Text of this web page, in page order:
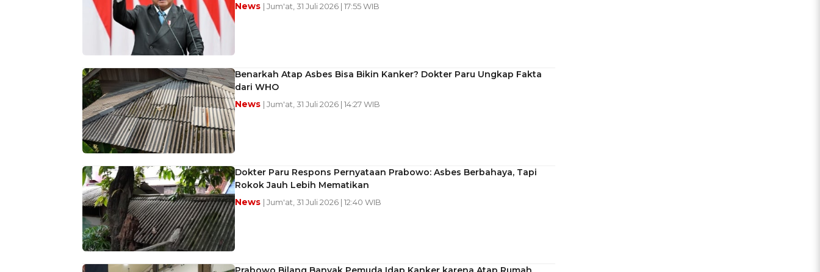
News | Jum'at, 31 Juli 2026 | 17:55 WIB
Benarkah Atap Asbes Bisa Bikin Kanker? Dokter Paru Ungkap Fakta
dari WHO
News | Jum'at, 31 Juli 2026 | 14:27 WIB
Dokter Paru Respons Pernyataan Prabowo: Asbes Berbahaya, Tapi
Rokok Jauh Lebih Mematikan
News | Jum'at, 31 Juli 2026 | 12:40 WIB